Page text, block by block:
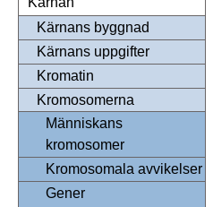
Kärnans byggnad
Kärnans uppgifter
Kromatin
Kromosomerna
Människans
kromosomer
Kromosomala avvikelser
Gener